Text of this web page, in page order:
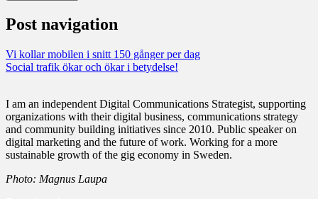
Post navigation
Vi kollar mobilen i snitt 150 gånger per dag
Social trafik ökar och ökar i betydelse!
I am an independent Digital Communications Strategist, supporting
organizations with their digital business, communications strategy
and community building initiatives since 2010. Public speaker on
digital marketing and the future of work. Working for a more
sustainable growth of the gig economy in Sweden.
Photo: Magnus Laupa